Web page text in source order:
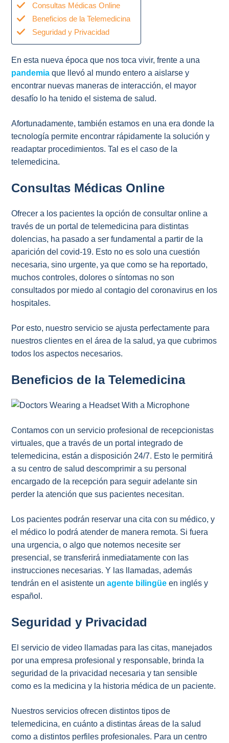
Consultas Médicas Online
Beneficios de la Telemedicina
Seguridad y Privacidad
En esta nueva época que nos toca vivir, frente a una
pandemia que llevó al mundo entero a aislarse y
encontrar nuevas maneras de interacción, el mayor
desafío lo ha tenido el sistema de salud.
Afortunadamente, también estamos en una era donde la
tecnología permite encontrar rápidamente la solución y
readaptar procedimientos. Tal es el caso de la
telemedicina.
Consultas Médicas Online
Ofrecer a los pacientes la opción de consultar online a
través de un portal de telemedicina para distintas
dolencias, ha pasado a ser fundamental a partir de la
aparición del covid-19. Esto no es solo una cuestión
necesaria, sino urgente, ya que como se ha reportado,
muchos controles, dolores o síntomas no son
consultados por miedo al contagio del coronavirus en los
hospitales.
Por esto, nuestro servicio se ajusta perfectamente para
nuestros clientes en el área de la salud, ya que cubrimos
todos los aspectos necesarios.
Beneficios de la Telemedicina
Contamos con un servicio profesional de recepcionistas
virtuales, que a través de un portal integrado de
telemedicina, están a disposición 24/7. Esto le permitirá
a su centro de salud descomprimir a su personal
encargado de la recepción para seguir adelante sin
perder la atención que sus pacientes necesitan.
Los pacientes podrán reservar una cita con su médico, y
el médico lo podrá atender de manera remota. Si fuera
una urgencia, o algo que notemos necesite ser
presencial, se transferirá inmediatamente con las
instrucciones necesarias. Y las llamadas, además
tendrán en el asistente un agente bilingüe en inglés y
español.
Seguridad y Privacidad
El servicio de video llamadas para las citas, manejados
por una empresa profesional y responsable, brinda la
seguridad de la privacidad necesaria y tan sensible
como es la medicina y la historia médica de un paciente.
Nuestros servicios ofrecen distintos tipos de
telemedicina, en cuánto a distintas áreas de la salud
como a distintos perfiles profesionales. Para un centro